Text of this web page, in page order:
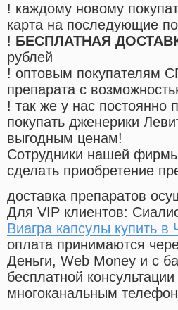
! каждому новому
карта на последующие
! БЕСПЛАТНАЯ
рублей
! оптовым покупателям
препарата с
! так же у нас
покупать дженерики
выгодным ценам!
Cотрудники нашей
сделать приобретение
доставка препаратов
Для VIP клиентов:
Виагра капсулы купить в
оплата принимаются
Деньги, Web Money и с
бесплатной
многоканальным